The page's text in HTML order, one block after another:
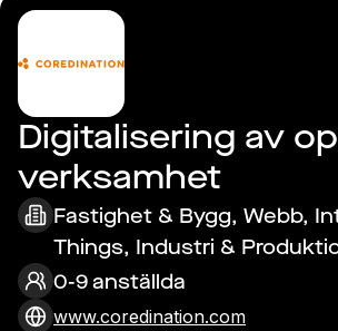
Digitalisering av
verksamhet
Fastighet & Bygg, Webb,
Things, Industri &
0-9 anställda
www.coredination.com